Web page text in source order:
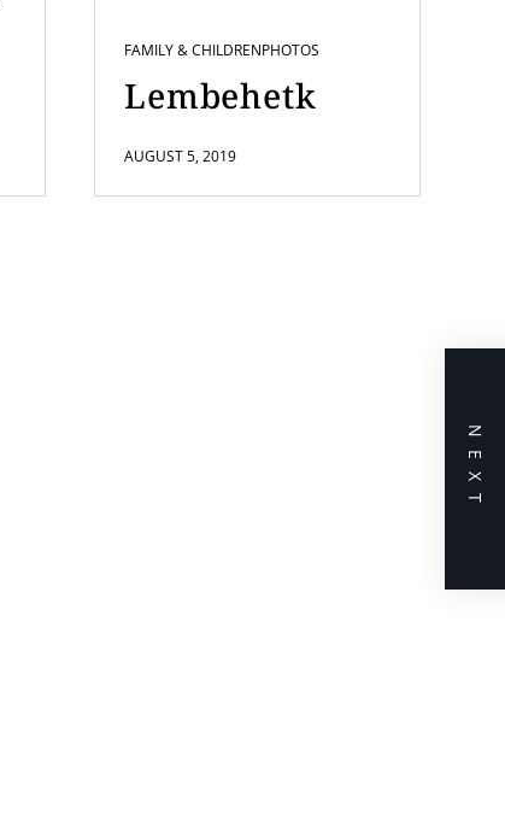
NEXT
FAMILY & CHILDRENPHOTOS
Lembehetk
AUGUST 5, 2019